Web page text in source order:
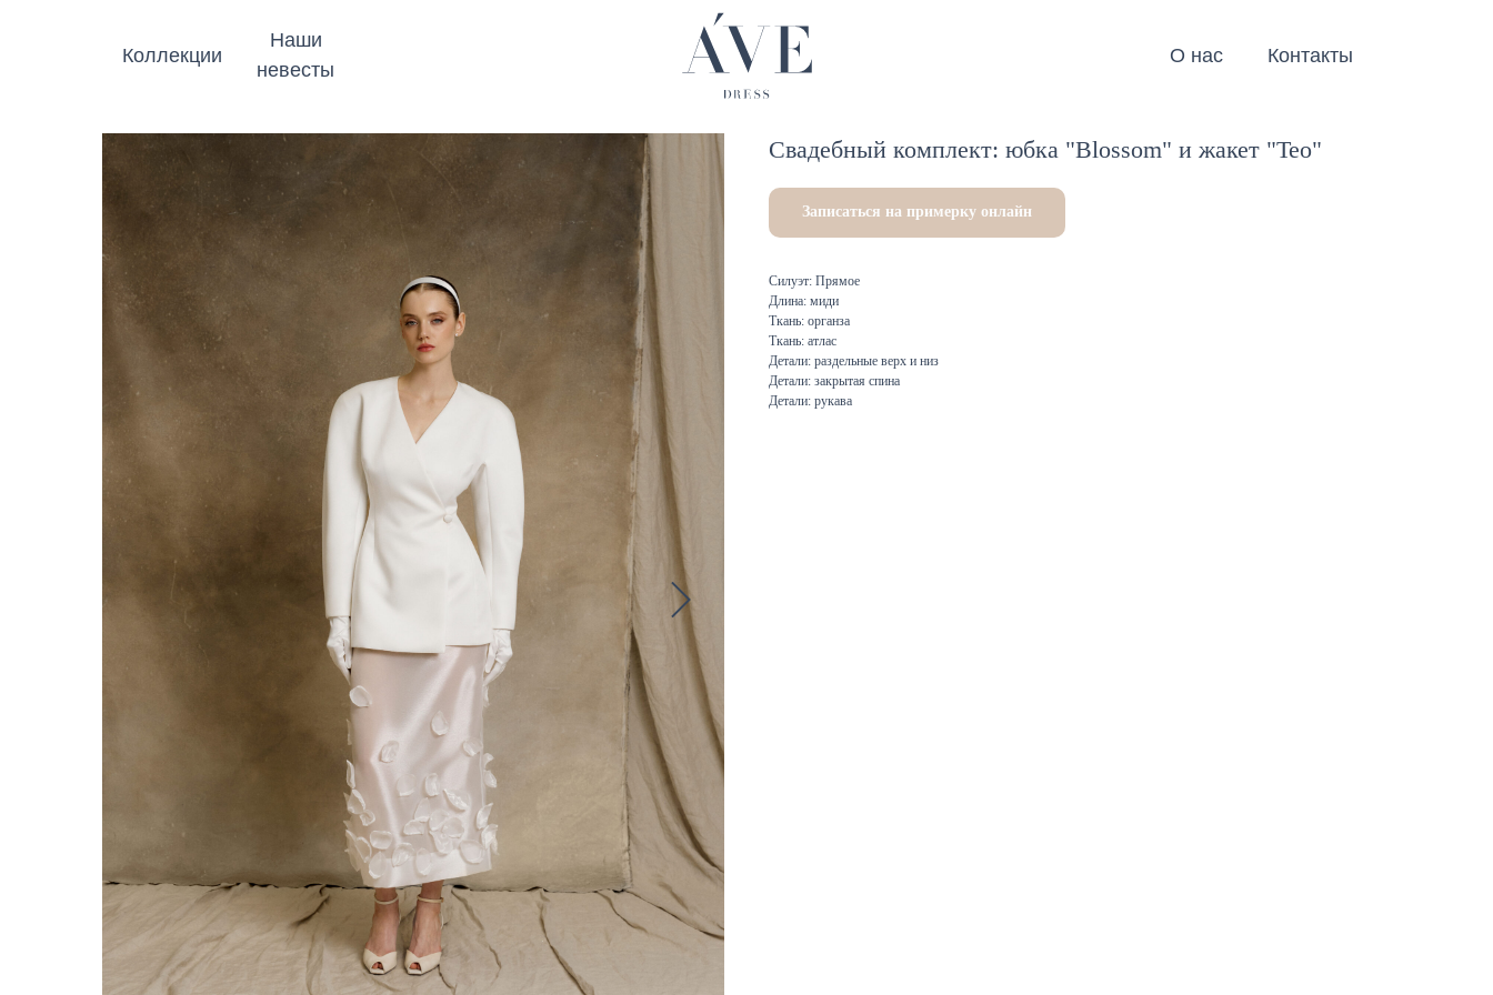
Коллекции
Наши
невесты
О нас Контакты
Свадебный комплект: юбка "Blossom" и жакет "Teo"
Записаться на примерку онлайн
Силуэт: Прямое
Длина: миди
Ткань: органза
Ткань: атлас
Детали: раздельные верх и низ
Детали: закрытая спина
Детали: рукава